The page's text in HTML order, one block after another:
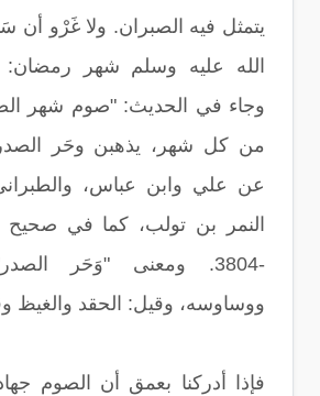
يتمثل فيه الصبران. ولا غَرْو أن
الله عليه وسلم شهر رمضان:
وجاء في الحديث: "صوم شهر
من كل شهر، يذهبن وحَر الصدر"
عن علي وابن عباس،
النمر بن تولب، كما في صحيح
-3804. ومعنى "وَحَر
ووساوسه، وقيل: الحقد والغيظ
فإذا أدركنا بعمق أن الصوم